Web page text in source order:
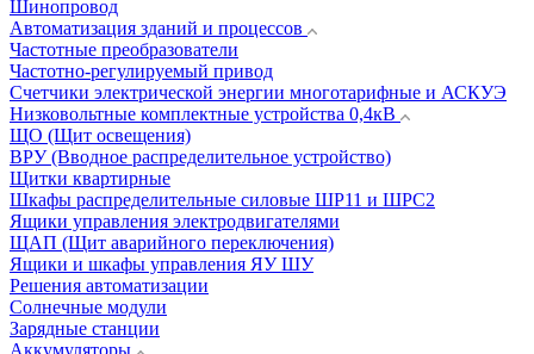
Шинопровод
Автоматизация зданий и процессов
Частотные преобразователи
Частотно-регулируемый привод
Счетчики электрической энергии многотарифные и АСКУЭ
Низковольтные комплектные устройства 0,4кВ
ЩО (Щит освещения)
ВРУ (Вводное распределительное устройство)
Щитки квартирные
Шкафы распределительные силовые ШР11 и ШРС2
Ящики управления электродвигателями
ЩАП (Щит аварийного переключения)
Ящики и шкафы управления ЯУ ШУ
Решения автоматизации
Солнечные модули
Зарядные станции
Аккумуляторы